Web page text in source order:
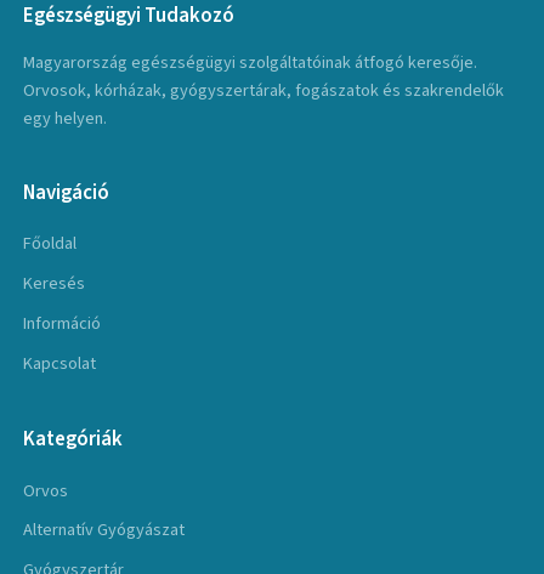
Egészségügyi Tudakozó
Magyarország egészségügyi szolgáltatóinak átfogó keresője.
Orvosok, kórházak, gyógyszertárak, fogászatok és szakrendelők
egy helyen.
Navigáció
Főoldal
Keresés
Információ
Kapcsolat
Kategóriák
Orvos
Alternatív Gyógyászat